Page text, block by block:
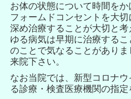
お体の状態について時間を
フォームドコンセントを大
深め治療することが大切と
ゆる病気は早期に治療する
のことで気なることがあり
来院下さい。
なお当院では、新型コロナ
る診療・検査医療機関の指定